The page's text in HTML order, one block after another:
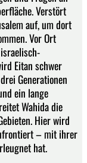
Verstört
auf, um dort
Vor Ort
Eitan schwer
Generationen
ein lange
Wahida die
Hier wird
– mit ihrer
hat.